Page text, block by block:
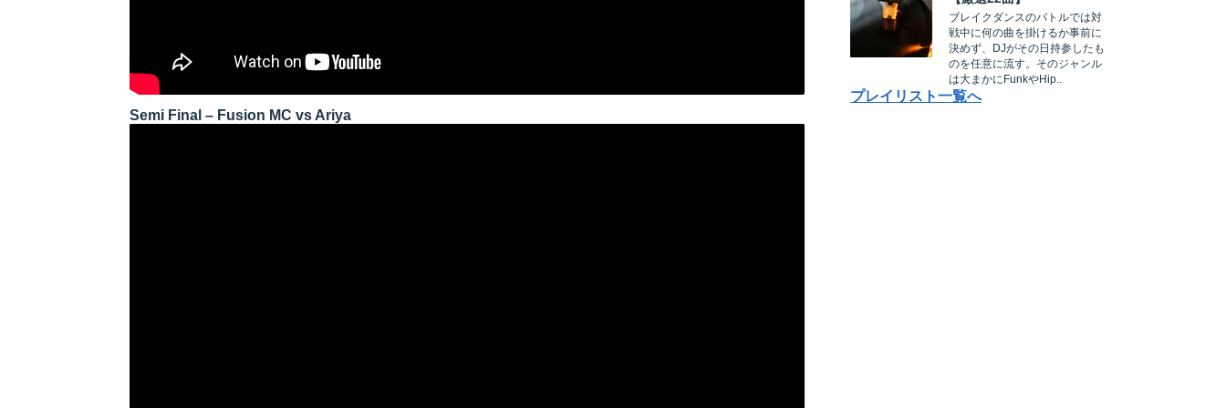
Semi Final – Fusion MC vs Ariya
ブレイクダンスのバトルでは対
戦中に何の曲を掛けるか事前に
決めず、DJがその日持参したも
のを任意に流す。そのジャンル
は大まかにFunkやHip..
プレイリスト一覧へ